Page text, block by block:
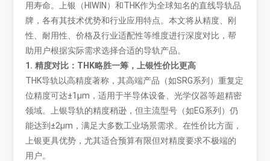
用寿命。上银（HIWIN）和THK作为全球知名的直线导轨品
牌，各有其技术优势和行业应用特点。本文将从精度、刚
性、耐用性、价格及行业适配性等维度进行深度对比，帮
助用户根据实际需求选择合适的导轨产品。
1. 精度对比：THK略胜一筹，上银性价比更高
THK导轨以高精度著称，其高端产品（如SRG系列）重复定
位精度可达±1μm，适用于半导体设备、光学仪器等超精密
领域。上银导轨的精度稍逊，但主流型号（如EG系列）仍
能达到±2μm，满足大多数工业场景需求。在性价比方面，
上银更具优势，尤其适合预算有限但对精度要求不极端的
用户。